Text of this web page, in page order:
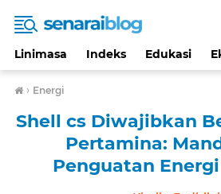
Linimasa Indeks Edukasi
› Energi
Shell cs Diwajibkan
Pertamina:
Penguatan